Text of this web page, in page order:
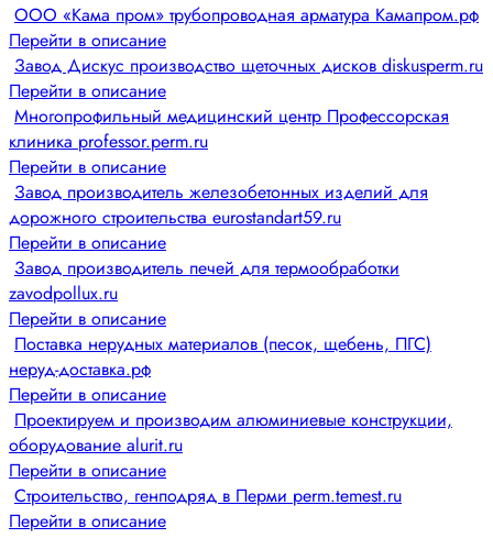
ООО «Кама пром» трубопроводная арматура Камапром.рф
Перейти в описание
Завод Дискус производство щеточных дисков diskusperm.ru
Перейти в описание
Многопрофильный медицинский центр Профессорская
клиника professor.perm.ru
Перейти в описание
Завод производитель железобетонных изделий для
дорожного строительства eurostandart59.ru
Перейти в описание
Завод производитель печей для термообработки
zavodpollux.ru
Перейти в описание
Поставка нерудных материалов (песок, щебень, ПГС)
неруд-доставка.рф
Перейти в описание
Проектируем и производим алюминиевые конструкции,
оборудование alurit.ru
Перейти в описание
Строительство, генподряд в Перми perm.temest.ru
Перейти в описание